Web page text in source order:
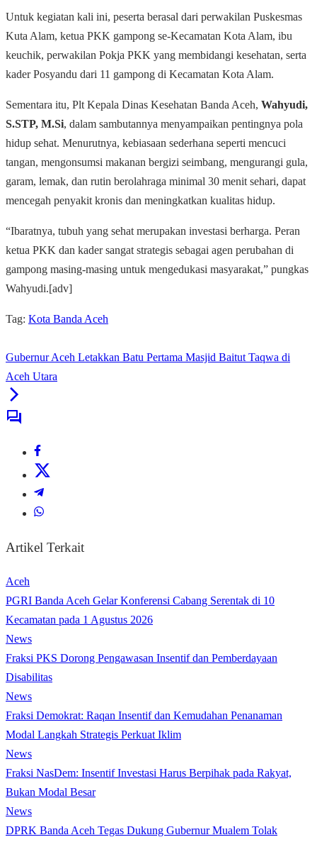
Untuk kegiatan kali ini, peserta berasal dari perwakilan Puskesmas
Kuta Alam, ketua PKK gampong se-Kecamatan Kota Alam, ibu
keuchik, perwakilan Pokja PKK yang membidangi kesehatan, serta
kader Posyandu dari 11 gampong di Kecamatan Kota Alam.
Sementara itu, Plt Kepala Dinas Kesehatan Banda Aceh, Wahyudi,
S.STP, M.Si, dalam sambutannya menyampaikan pentingnya pola
hidup sehat. Menurutnya, kebiasaan sederhana seperti mencuci
tangan, mengonsumsi makanan bergizi seimbang, mengurangi gula,
garam, lemak, dan rutin berolahraga minimal 30 menit sehari, dapat
mencegah penyakit kronis dan meningkatkan kualitas hidup.
“Ibaratnya, tubuh yang sehat merupakan investasi berharga. Peran
ketua PKK dan kader sangat strategis sebagai agen perubahan di
gampong masing-masing untuk mengedukasi masyarakat,” pungkas
Wahyudi.[adv]
Tag: Kota Banda Aceh
Gubernur Aceh Letakkan Batu Pertama Masjid Baitut Taqwa di
Aceh Utara
Artikel Terkait
Aceh
PGRI Banda Aceh Gelar Konferensi Cabang Serentak di 10
Kecamatan pada 1 Agustus 2026
News
Fraksi PKS Dorong Pengawasan Insentif dan Pemberdayaan
Disabilitas
News
Fraksi Demokrat: Raqan Insentif dan Kemudahan Penanaman
Modal Langkah Strategis Perkuat Iklim
News
Fraksi NasDem: Insentif Investasi Harus Berpihak pada Rakyat,
Bukan Modal Besar
News
DPRK Banda Aceh Tegas Dukung Gubernur Mualem Tolak